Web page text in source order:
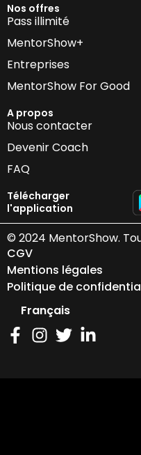
Nos offres
Pass illimité
MentorShow+
Entreprises
MentorShow For Good
A propos
Nous contacter
Devenir Coach
FAQ
Télécharger
l'application
© 2024 MentorShow.
CGV
Mentions légales
Politique de
Français